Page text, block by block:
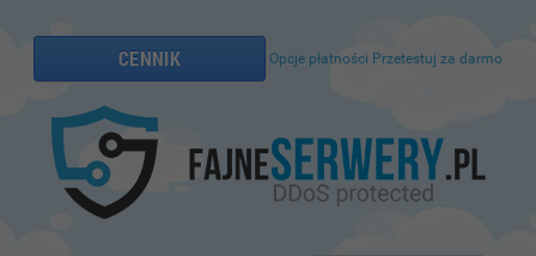
CENNIK Opcje płatności Przetestuj za darmo